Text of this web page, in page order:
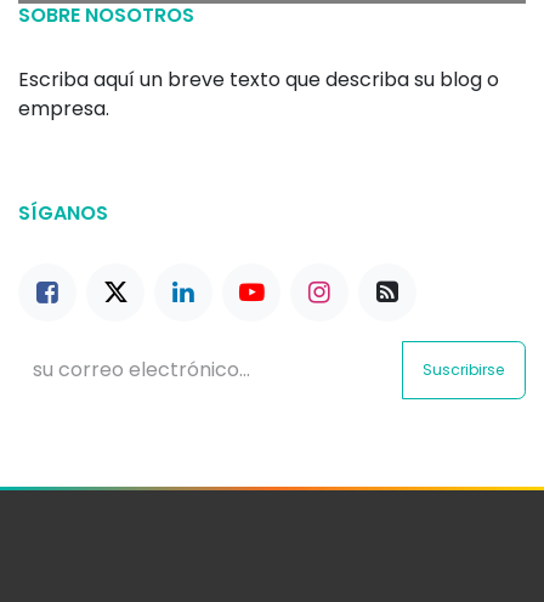
SOBRE NOSOTROS
Escriba aquí un breve texto que describa su blog o
empresa.
SÍGANOS
Suscribirse